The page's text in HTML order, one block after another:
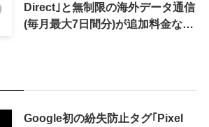
Direct｣と無制限の海外データ通信
(毎月最大7日間分)が追加料金なし
Google初の紛失防止タグ｢Pixel